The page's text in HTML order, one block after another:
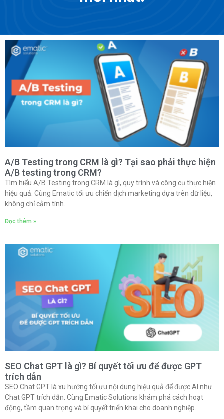
A/B Testing trong CRM là gì? Tại sao phải thực hiện
A/B testing trong CRM?
Tìm hiểu A/B Testing trong CRM là gì, quy trình và công cụ thực hiện
hiệu quả. Cùng Ematic tối ưu chiến dịch marketing dựa trên dữ liệu,
không chỉ cảm tính.
Đọc thêm »
SEO Chat GPT là gì? Bí quyết tối ưu để được GPT
trích dẫn
SEO Chat GPT là xu hướng tối ưu nội dung hiệu quả để được AI như
Chat GPT trích dẫn. Cùng Ematic Solutions khám phá cách hoạt
động, tầm quan trọng và bí quyết triển khai cho doanh nghiệp.